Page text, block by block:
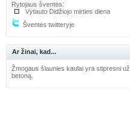
Rytojaus šventės:
Vytauto Didžiojo mirties diena
Šventės twitteryje
Ar žinai, kad...
Žmogaus šlaunies kaulai yra stipresni už
betoną.